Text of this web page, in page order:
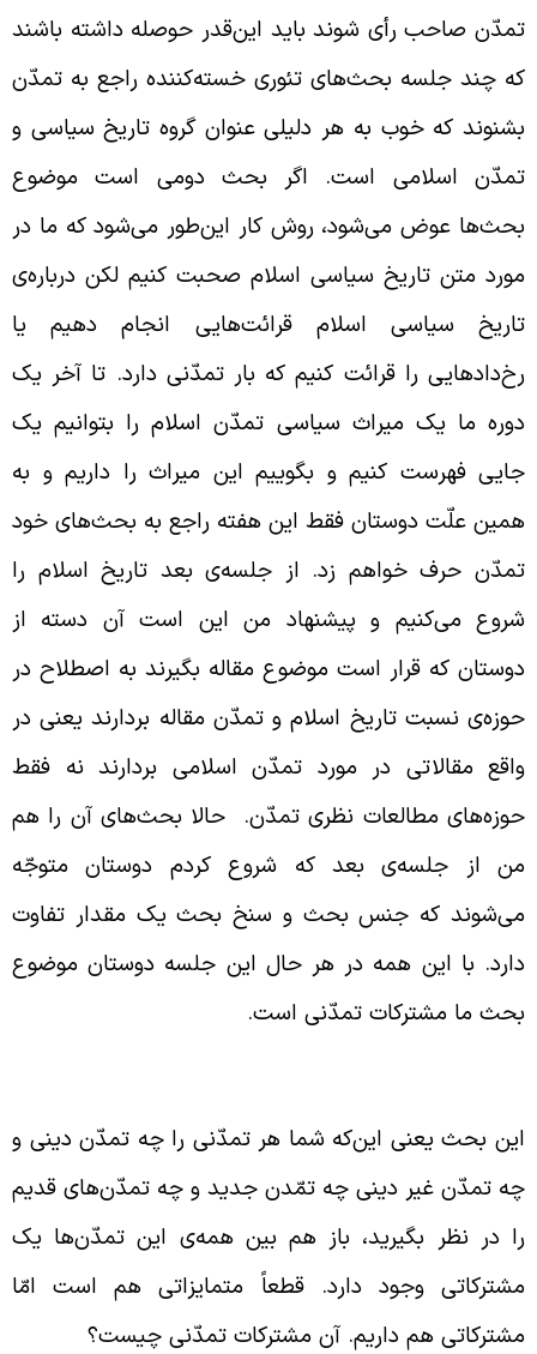
صاحب رأی شوند باید این‌قدر حوصله داشته باشند
چند جلسه بحث‌های تئوری خسته‌کننده راجع به تمدّن
که خوب به هر دلیلی عنوان گروه تاریخ سیاسی و
اسلامی است. اگر بحث دومی است موضوع
عوض می‌شود، روش کار این‌طور می‌شود که ما در
متن تاریخ سیاسی اسلام صحبت کنیم لکن درباره‌ی
سیاسی اسلام قرائت‌هایی انجام دهیم یا
را قرائت کنیم که بار تمدّنی دارد. تا آخر یک
ما یک میراث سیاسی تمدّن اسلام را بتوانیم یک
فهرست کنیم و بگوییم این میراث را داریم و به
علّت دوستان فقط این هفته راجع به بحث‌های خود
حرف خواهم زد. از جلسه‌ی بعد تاریخ اسلام را
می‌کنیم و پیشنهاد من این است آن دسته از
که قرار است موضوع مقاله بگیرند به اصطلاح در
نسبت تاریخ اسلام و تمدّن مقاله بردارند یعنی در
مقالاتی در مورد تمدّن اسلامی بردارند نه فقط
مطالعات نظری تمدّن. حالا بحث‌های آن را هم
از جلسه‌ی بعد که شروع کردم دوستان متوجّه
که جنس بحث و سنخ بحث یک مقدار تفاوت
با این همه در هر حال این جلسه دوستان موضوع
ما مشترکات تمدّنی است.
بحث یعنی این‌که شما هر تمدّنی را چه تمدّن دینی و
تمدّن غیر دینی چه تمّدن جدید و چه تمدّن‌های قدیم
در نظر بگیرید، باز هم بین همه‌ی این تمدّن‌ها یک
وجود دارد. قطعاً متمایزاتی هم است امّا
هم داریم. آن مشترکات تمدّنی چیست؟